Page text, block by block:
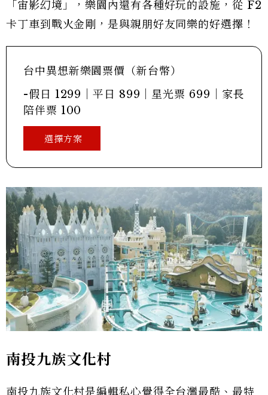
「宙影幻境」，樂園內還有各種好玩的設施，從 F2
卡丁車到戰火金剛，是與親朋好友同樂的好選擇！
台中異想新樂園票價（新台幣）
-假日 1299｜平日 899｜星光票 699｜家長
陪伴票 100
選擇方案
南投九族文化村
南投九族文化村是編輯私心覺得全台灣最酷、最特